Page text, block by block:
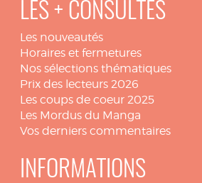
LES + CONSULTÉS
Les nouveautés
Horaires et fermetures
Nos sélections thématiques
Prix des lecteurs 2026
Les coups de coeur 2025
Les Mordus du Manga
Vos derniers commentaires
INFORMATIONS